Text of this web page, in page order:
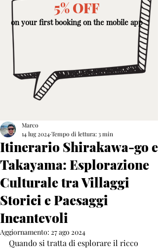
5% OFF
on your first booking on the mobile app
Itinerario Shirakawa-go e
Takayama: Esplorazione
Culturale tra Villaggi
Storici e Paesaggi
Incantevoli
Marco
14 lug 2024Tempo di lettura: 3 min
Aggiornamento: 27 ago 2024
Quando si tratta di esplorare il ricco